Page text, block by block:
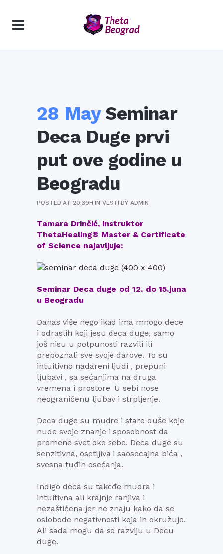
28 MaySeminar
Deca Duge prvi
put ove godine u
Beogradu
POSTED AT 20:39H INVESTI BYADMIN
Tamara Drinčić, instruktor
ThetaHealing® Master & Certificate
of Science najavljuje:
Seminar Deca duge od 12. do 15.juna
u Beogradu
Danas više nego ikad ima mnogo dece
i odraslih koji jesu deca duge, samo
još nisu u potpunosti razvili ili
prepoznali sve svoje darove. To su
intuitivno nadareni ljudi , prepuni
ljubavi , sa sećanjima na druga
vremena i prostore. U sebi nose
neograničenu ljubav i strpljenje.
Deca duge su mudre i stare duše koje
nude svoje znanje i sposobnost da
promene svet oko sebe. Deca duge su
senzitivna, osetljiva i saosecajna bića ,
svesna tuđih osećanja.
Indigo deca su takođe mudra i
intuitivna ali krajnje ranjiva i
nezaštićena jer ne znaju kako da se
oslobode negativnosti koja ih okružuje.
Ali sada mogu da se razviju u Decu
duge.